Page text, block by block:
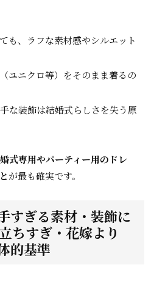
も、ラフな素材感やシルエット
ユニクロ等）をそのまま着るの
な装飾は結婚式らしさを失う原
式専用やパーティー用のドレ
が最も確実です。
すぎる素材・装飾に
ちすぎ・花嫁より
的基準